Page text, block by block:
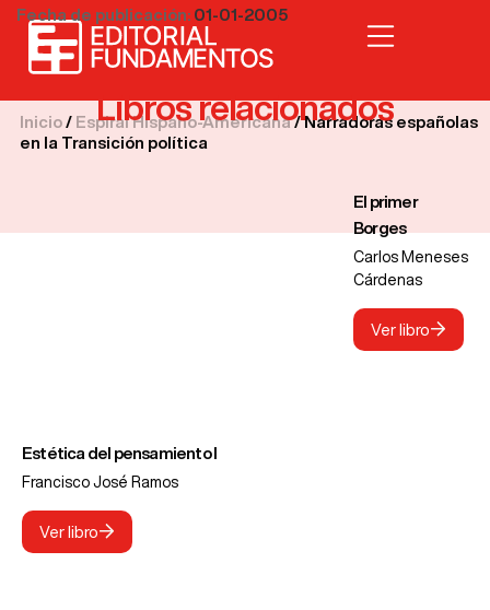
Inicio / Espiral Hispano-Americana/ Narradoras españolas
en la Transición política
Fecha de publicación: 01-01-2005
Libros relacionados
Estética del pensamiento I
Francisco José Ramos
Ver libro
El primer
Borges
Carlos Meneses
Cárdenas
Ver libro